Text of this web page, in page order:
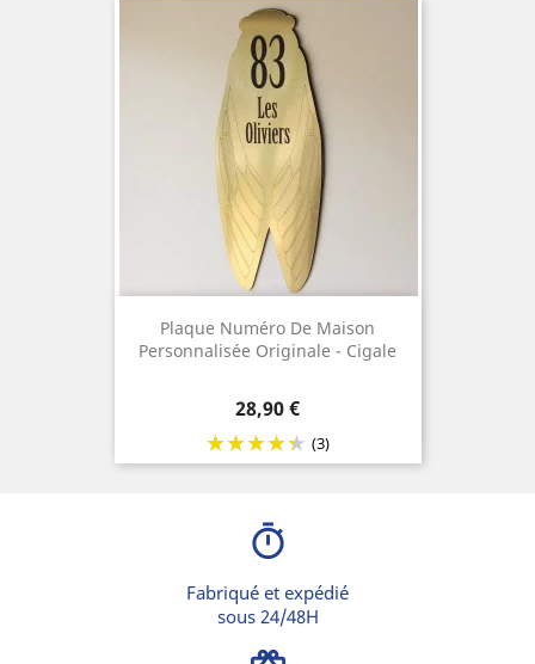
Plaque Numéro De Maison
Personnalisée Originale - Cigale
Prix
28,90 €
(3)
timer
Fabriqué et expédié
sous 24/48H